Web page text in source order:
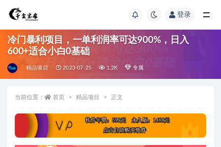
登录
冷门暴利项目，一单利润率可达900%，日入
600+适合小白0基础
精品项目 2023-07-25 1.2K 专属
当前位置： 首页 精品项目 正文